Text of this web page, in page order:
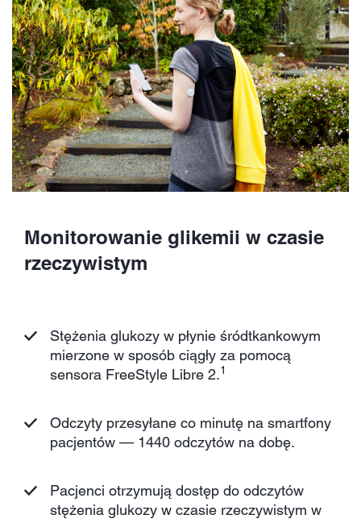
Monitorowanie glikemii w czasie
rzeczywistym
Stężenia glukozy w płynie śródtkankowym
mierzone w sposób ciągły za pomocą
sensora FreeStyle Libre 2.1
Odczyty przesyłane co minutę na smartfony
pacjentów — 1440 odczytów na dobę.
Pacjenci otrzymują dostęp do odczytów
stężenia glukozy w czasie rzeczywistym w